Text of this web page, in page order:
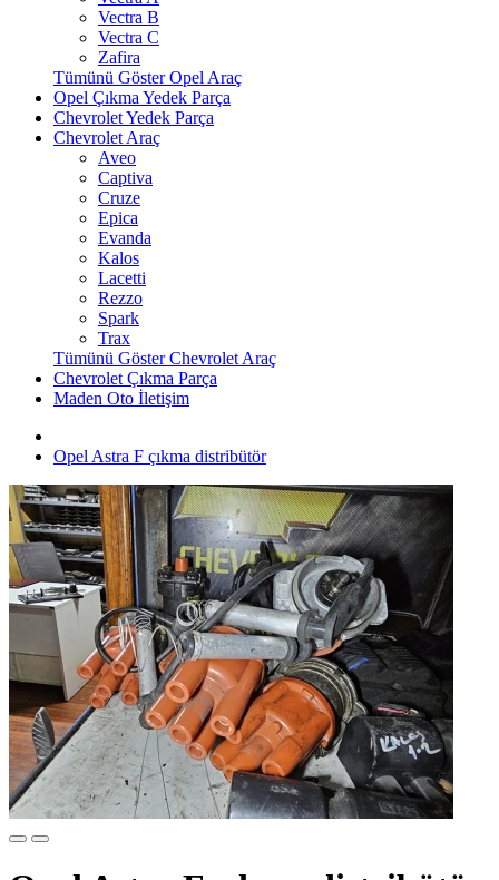
Vectra B
Vectra C
Zafira
Tümünü Göster Opel Araç
Opel Çıkma Yedek Parça
Chevrolet Yedek Parça
Chevrolet Araç
Aveo
Captiva
Cruze
Epica
Evanda
Kalos
Lacetti
Rezzo
Spark
Trax
Tümünü Göster Chevrolet Araç
Chevrolet Çıkma Parça
Maden Oto İletişim
Opel Astra F çıkma distribütör